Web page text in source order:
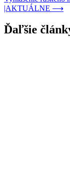
|AKTUÁLNE ⟶
Ďaľšie